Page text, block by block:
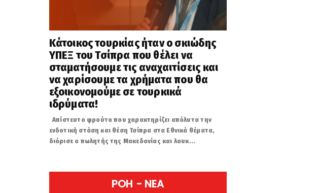
Κάτοικος τουρκίας ήταν ο σκιώδης
ΥΠΕΞ του Τσίπρα που θέλει να
σταματήσουμε τις αναχαιτίσεις και
να χαρίσουμε τα χρήματα που θα
εξοικονομούμε σε τουρκικά
ιδρύματα!
Απίστευτο φρούτο που χαρακτηρίζει απόλυτα την
ενδοτική στάση και θέση Τσίπρα στα Εθνικά θέματα,
διόρισε ο πωλητής της Μακεδονίας και λουκ...
POH - NEA